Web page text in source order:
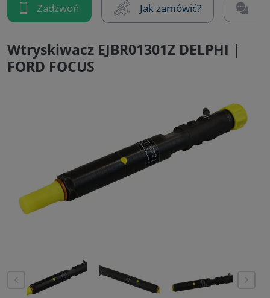
Zadzwoń Jak zamówić?
Wtryskiwacz EJBR01301Z DELPHI |
FORD FOCUS